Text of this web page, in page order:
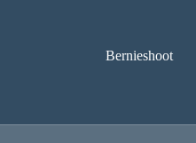
Bernieshoot